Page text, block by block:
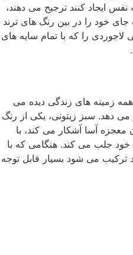
نفس ایجاد کنند ترجیح می دهند،
خود را در بین رنگ های ترند
لاجوردی را که با تمام سایه های
زمینه های زندگی دیده می
می دهد. سبز زیتونی، یکی از رنگ
معجزه آسا آشکار می کند، با
خود جلب می کند. هنگامی که با
ترکیب می شود بسیار قابل توجه